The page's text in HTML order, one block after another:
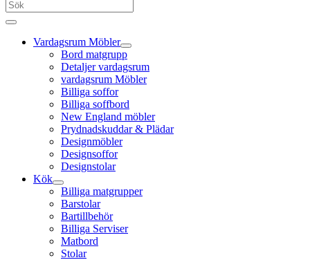
Vardagsrum Möbler
Bord matgrupp
Detaljer vardagsrum
vardagsrum Möbler
Billiga soffor
Billiga soffbord
New England möbler
Prydnadskuddar & Plädar
Designmöbler
Designsoffor
Designstolar
Kök
Billiga matgrupper
Barstolar
Bartillbehör
Billiga Serviser
Matbord
Stolar